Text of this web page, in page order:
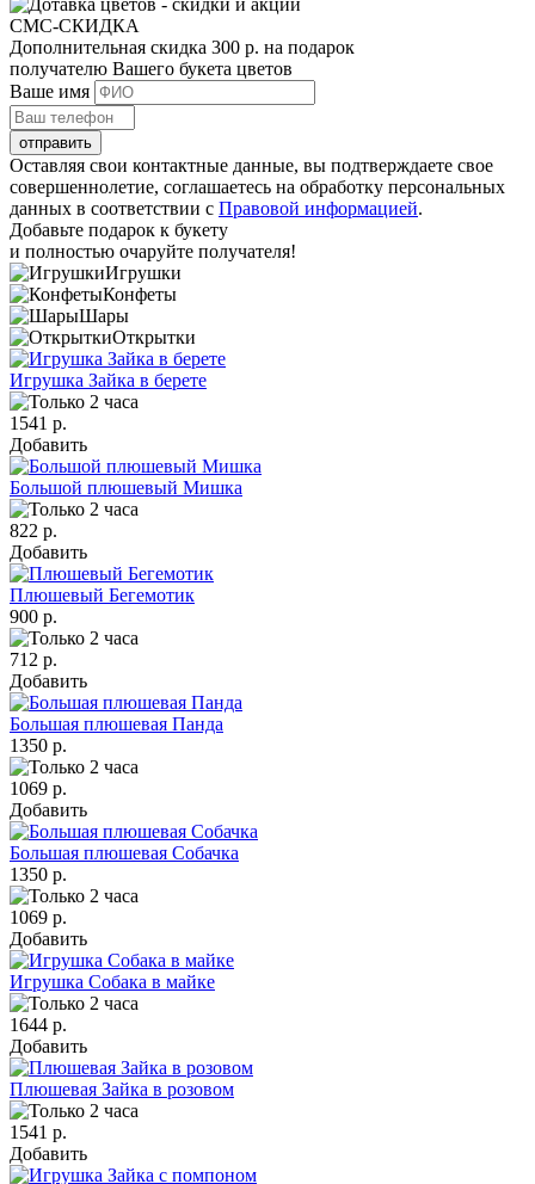
СМС-СКИДКА
Дополнительная скидка 300 р. на подарок
получателю Вашего букета цветов
Ваше имя
отправить
Оставляя свои контактные данные, вы подтверждаете свое
совершеннолетие, соглашаетесь на обработку персональных
данных в соответствии с Правовой информацией.
Добавьте подарок к букету
и полностью очаруйте получателя!
Игрушки
Конфеты
Шары
Открытки
Игрушка Зайка в берете
1541 р.
Добавить
Большой плюшевый Мишка
822 р.
Добавить
Плюшевый Бегемотик
900 р.
712 р.
Добавить
Большая плюшевая Панда
1350 р.
1069 р.
Добавить
Большая плюшевая Собачка
1350 р.
1069 р.
Добавить
Игрушка Собака в майке
1644 р.
Добавить
Плюшевая Зайка в розовом
1541 р.
Добавить